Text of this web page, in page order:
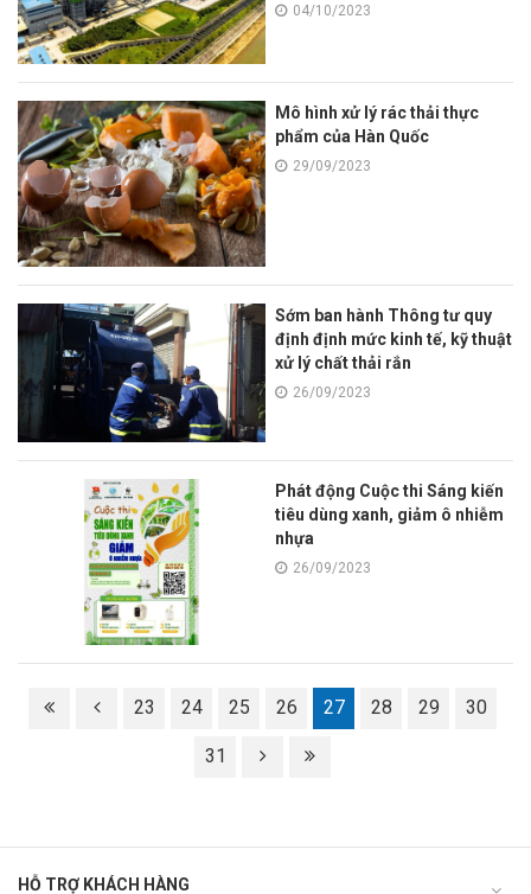
04/10/2023
Mô hình xử lý rác thải thực
phẩm của Hàn Quốc
29/09/2023
Sớm ban hành Thông tư quy
định định mức kinh tế, kỹ thuật
xử lý chất thải rắn
26/09/2023
Phát động Cuộc thi Sáng kiến
tiêu dùng xanh, giảm ô nhiễm
nhựa
26/09/2023
23 24 25 26 27 28 29 30
31
HỖ TRỢ KHÁCH HÀNG